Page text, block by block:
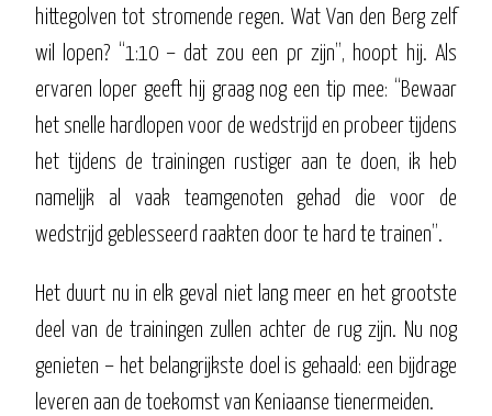
hittegolven tot stromende regen. Wat Van den Berg zelf
wil lopen? “1:10 – dat zou een pr zijn”, hoopt hij. Als
ervaren loper geeft hij graag nog een tip mee: “Bewaar
het snelle hardlopen voor de wedstrijd en probeer tijdens
het tijdens de trainingen rustiger aan te doen, ik heb
namelijk al vaak teamgenoten gehad die voor de
wedstrijd geblesseerd raakten door te hard te trainen”.
Het duurt nu in elk geval niet lang meer en het grootste
deel van de trainingen zullen achter de rug zijn. Nu nog
genieten – het belangrijkste doel is gehaald: een bijdrage
leveren aan de toekomst van Keniaanse tienermeiden.